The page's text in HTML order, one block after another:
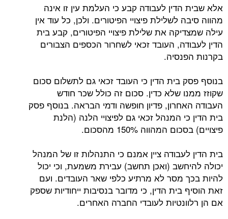
אלא שבית הדין לעבודה קבע כי העלמת עין זו אינה
מהווה סיבה לשלילת פיצויי הפיטורים. ולכן, כל עוד אין
עילה שמצדיקה את שלילת פיצויי הפיטורים, קבע בית
הדין לעבודה, העובד זכאי לשחרור הכספים הצבורים
בקרנות הפנסיה.
בנוסף פסק בית הדין כי העובד זכאי גם לתשלום סכום
שקוזז ממנו שלא כדין. סכום זה כולל שכר חודש
העבודה האחרון, פדיון חופשה ודמי הבראה. בנוסף פסק
בית הדין כי המנהל זכאי גם לפיצויי הלנה (הלנת
פיצויים) בסכום המהווה 150% מהסכום.
בית הדין לעבודה ציין אמנם כי התנהלות זו של המנהל
יכולה להיחשב (ואכן תחשב) עבירת משמעת, וכי יכול
להיות בכך מסר לא מרתיע כלפי שאר העובדים. ועם
זאת הוסיף בית הדין, כי מדובר בנסיבות ייחודיות שספק
אם הן רלוונטיות לעובדי החברה האחרים.